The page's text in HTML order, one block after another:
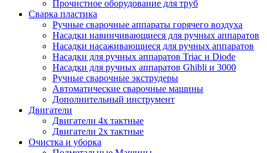
Прочистное оборудование для труб
Сварка пластика
Ручные сварочные аппараты горячего воздуха
Насадки навинчивающиеся для ручных аппаратов
Насадки насаживающиеся для ручных аппаратов
Насадки для ручных аппаратов Triac и Diode
Насадки для ручных аппаратов Ghibli и 3000
Ручные сварочные экструдеры
Автоматические сварочные машины
Дополнительный инструмент
Двигатели
Двигатели 4х тактные
Двигатели 2х тактные
Очистка и уборка